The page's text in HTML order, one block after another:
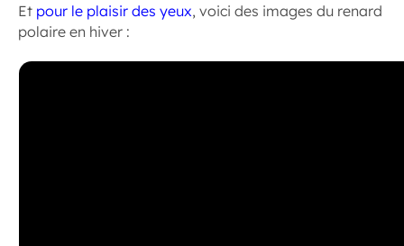
Et pour le plaisir des yeux, voici des images du renard
polaire en hiver :